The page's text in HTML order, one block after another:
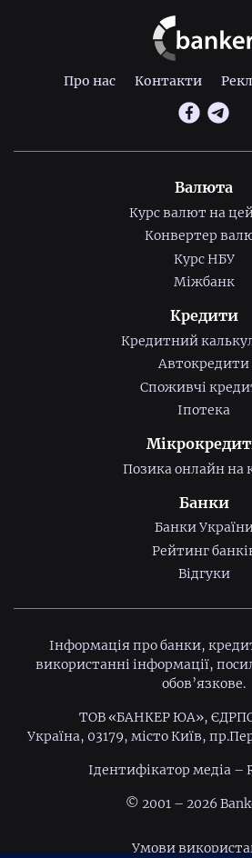
Про нас Контакти
Валюта
Курс валют на
Конвертер
Курс НБУ
Міжбанк
Кредити
Кредитний
Автокредити
Споживчі
Іпотека
Позика онлайн на
Банки
Банки
Рейтинг
Відгуки
Інформація про банки,
використанні інформації,
обов’язкове.
ТОВ «БАНКЕР ЮА»,
Україна, 03179, місто Київ,
Ідентифiкатор медiа –
© 2001 – 2026
Умови